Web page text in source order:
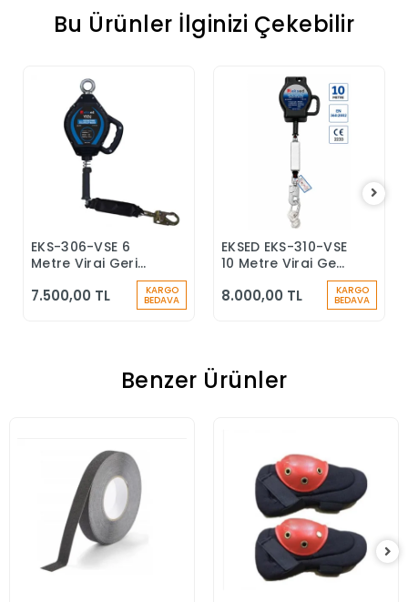
Bu Ürünler İlginizi Çekebilir
Sepete Ekle
EKS-306-VSE 6
Metre Viraj Geri
Durdurucu Keskin
7.500,00 TL KARGO
BEDAVA
Sepete Ekle
EKSED EKS-310-VSE
10 Metre Viraj Geri
Durdurucu
8.000,00 TL KARGO
BEDAVA
Benzer Ürünler